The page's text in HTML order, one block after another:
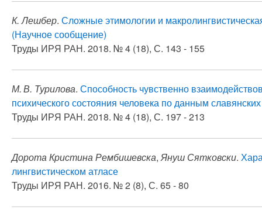
К. Лешбер. Сложные этимологии и
(Научное сообщение)
Труды ИРЯ РАН. 2018. № 4 (18), С. 143 - 155
М. В. Турилова. Способность чувственно
психического состояния человека по данным
Труды ИРЯ РАН. 2018. № 4 (18), С. 197 - 213
Дорота Кристина Рембишевска,Януш Сятковски.
лингвистическом атласе
Труды ИРЯ РАН. 2016. № 2 (8), С. 65 - 80